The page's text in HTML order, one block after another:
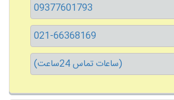
09377601793
021-66368169
(ساعات تماس 24ساعت)